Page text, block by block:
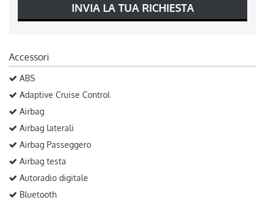
INVIA LA TUA RICHIESTA
Accessori
ABS
Adaptive Cruise Control
Airbag
Airbag laterali
Airbag Passeggero
Airbag testa
Autoradio digitale
Bluetooth